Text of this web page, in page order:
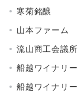
寒菊銘醸
山本ファーム
流山商工会議所
船越ワイナリー
船越ワイナリー